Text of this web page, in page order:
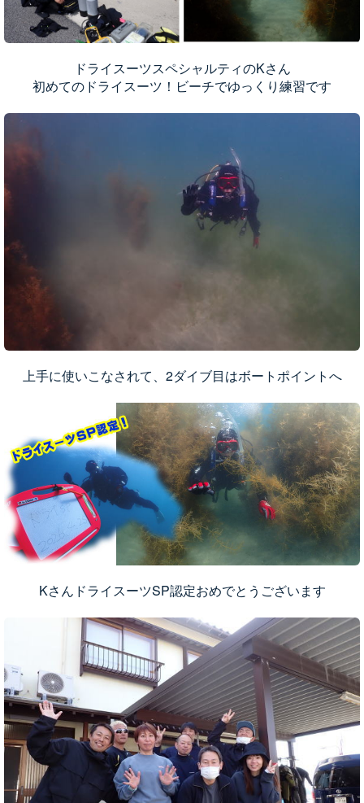
ドライスーツスペシャルティのKさん
初めてのドライスーツ！ビーチでゆっくり練習です
上手に使いこなされて、2ダイブ目はボートポイントへ
KさんドライスーツSP認定おめでとうございます